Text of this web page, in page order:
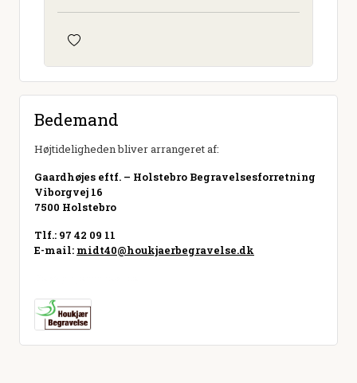
Bedemand
Højtideligheden bliver arrangeret af:
Gaardhøjes eftf. – Holstebro Begravelsesforretning
Viborgvej 16
7500 Holstebro
Tlf.: 97 42 09 11
E-mail: midt40@houkjaerbegravelse.dk